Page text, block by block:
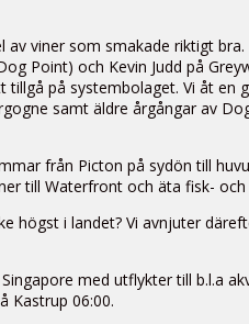
viner som smakade riktigt
Point) och Kevin Judd på
på systembolaget. Vi åt en
samt äldre årgångar av
från Picton på sydön till
till Waterfront och äta fisk- och
högst i landet? Vi avnjuter
med utflykter till b.l.a
Kastrup 06:00.